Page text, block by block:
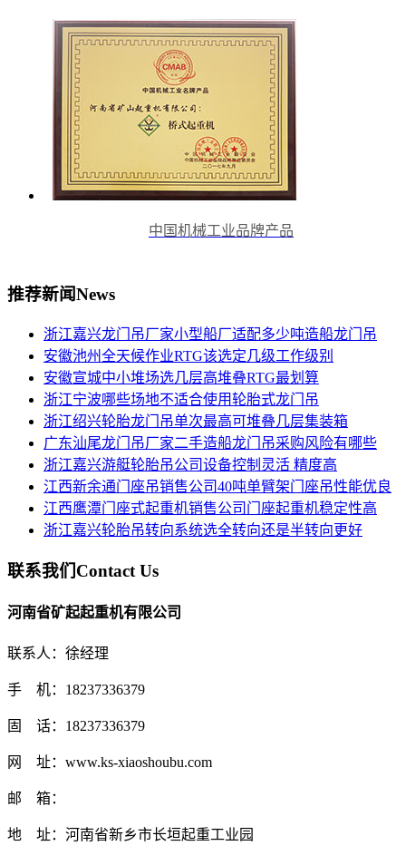
中国机械工业品牌产品
推荐新闻News
浙江嘉兴龙门吊厂家小型船厂适配多少吨造船龙门吊
安徽池州全天候作业RTG该选定几级工作级别
安徽宣城中小堆场选几层高堆叠RTG最划算
浙江宁波哪些场地不适合使用轮胎式龙门吊
浙江绍兴轮胎龙门吊单次最高可堆叠几层集装箱
广东汕尾龙门吊厂家二手造船龙门吊采购风险有哪些
浙江嘉兴游艇轮胎吊公司设备控制灵活 精度高
江西新余通门座吊销售公司40吨单臂架门座吊性能优良
江西鹰潭门座式起重机销售公司门座起重机稳定性高
浙江嘉兴轮胎吊转向系统选全转向还是半转向更好
联系我们Contact Us
河南省矿起起重机有限公司
联系人：徐经理
手 机：18237336379
固 话：18237336379
网 址：www.ks-xiaoshoubu.com
邮 箱：
地 址：河南省新乡市长垣起重工业园